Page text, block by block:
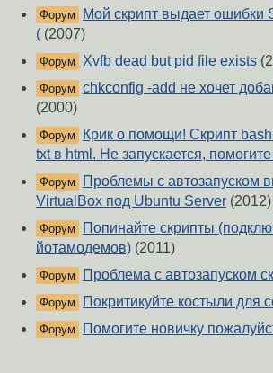
Форум
Мой скрипт выдает ошибки
( (2007)
Форум Xvfb dead but pid file exists
Форум chkconfig -add не хочет
(2000)
Форум
Крик о помощи! Скрипт
txt в html. Не запускается,
Форум
Проблемы с автозапуском
VirtualBox под Ubuntu Server (2012)
Форум
Попинайте скрипты
йотамодемов) (2011)
Форум Проблема с автозапуском
Форум Покритикуйте костыли для
Форум Помогите новичку